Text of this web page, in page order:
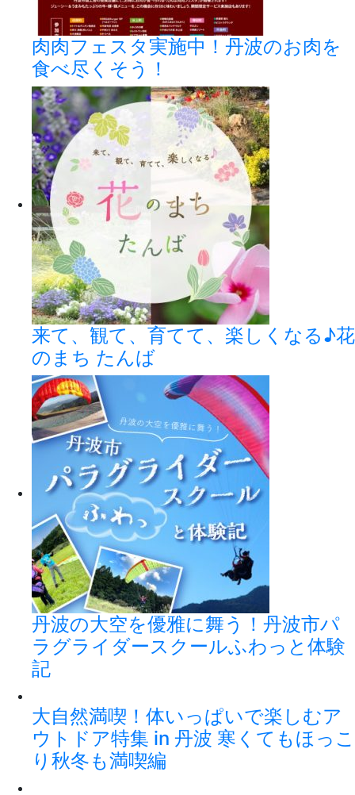
肉肉フェスタ実施中！丹波のお肉を
食べ尽くそう！
来て、観て、育てて、楽しくなる♪花
のまち たんば
丹波の大空を優雅に舞う！丹波市パ
ラグライダースクールふわっと体験
記
大自然満喫！体いっぱいで楽しむア
ウトドア特集 in 丹波 寒くてもほっこ
り秋冬も満喫編